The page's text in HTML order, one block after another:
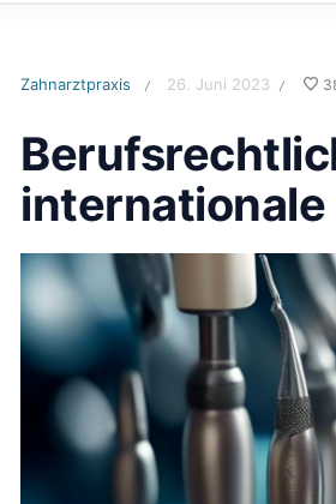
Zahnarztpraxis / 26. Juni 2023 /